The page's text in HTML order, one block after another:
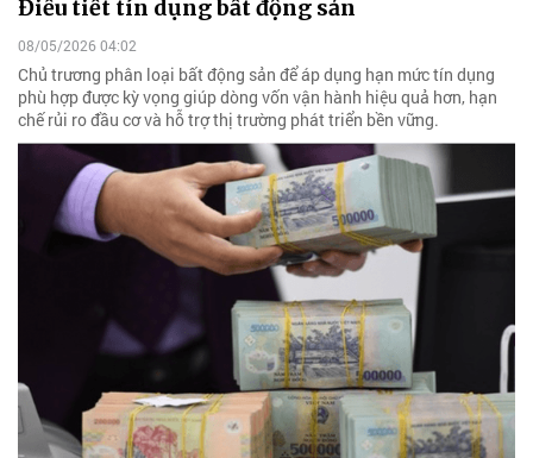
Điều tiết tín dụng bất động sản
08/05/2026 04:02
Chủ trương phân loại bất động sản để áp dụng hạn mức tín dụng
phù hợp được kỳ vọng giúp dòng vốn vận hành hiệu quả hơn, hạn
chế rủi ro đầu cơ và hỗ trợ thị trường phát triển bền vững.